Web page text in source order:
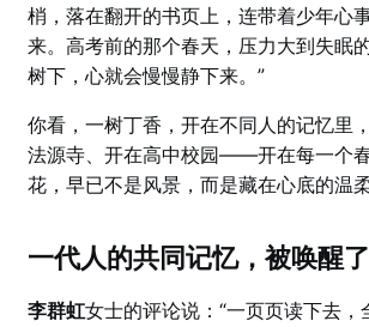
梢，落在翻开的书页上，连带着少年心
来。高考前的那个春天，压力大到失眠
树下，心就会慢慢静下来。”
你看，一树丁香，开在不同人的记忆里
法源寺、开在高中校园——开在每一个
花，早已不是风景，而是藏在心底的温柔
一代人的共同记忆，被唤醒了
李群虹女士的评论说：“一页页读下去，